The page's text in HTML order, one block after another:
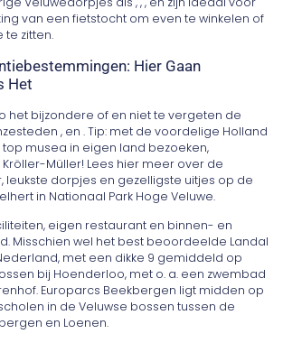
van een fietstocht om even te winkelen of
te zitten.
Hier Gaan
Het
het bijzondere of en niet te vergeten de
, en . Tip: met de voordelige Holland
top musea in eigen land bezoeken,
Müller! Lees hier meer over de
leukste dorpjes en gezelligste uitjes op de
in Nationaal Park Hoge Veluwe.
eigen restaurant en binnen- en
Misschien wel het best beoordeelde Landal
met een dikke 9 gemiddeld op
bij Hoenderloo, met o. a. een zwembad
Europarcs Beekbergen ligt midden op
in de Veluwse bossen tussen de
en Loenen.